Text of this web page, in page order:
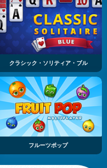
クラシック・ソリティア・ブル
フルーツポップ